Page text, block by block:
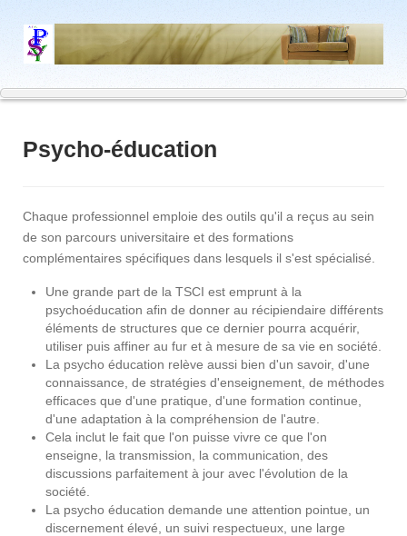
Psycho-éducation
Chaque professionnel emploie des outils qu'il a reçus au sein
de son parcours universitaire et des formations
complémentaires spécifiques dans lesquels il s'est spécialisé.
Une grande part de la TSCI est emprunt à la
psychoéducation afin de donner au récipiendaire différents
éléments de structures que ce dernier pourra acquérir,
utiliser puis affiner au fur et à mesure de sa vie en société.
La psycho éducation relève aussi bien d'un savoir, d'une
connaissance, de stratégies d'enseignement, de méthodes
efficaces que d'une pratique, d'une formation continue,
d'une adaptation à la compréhension de l'autre.
Cela inclut le fait que l'on puisse vivre ce que l'on
enseigne, la transmission, la communication, des
discussions parfaitement à jour avec l'évolution de la
société.
La psycho éducation demande une attention pointue, un
discernement élevé, un suivi respectueux, une large